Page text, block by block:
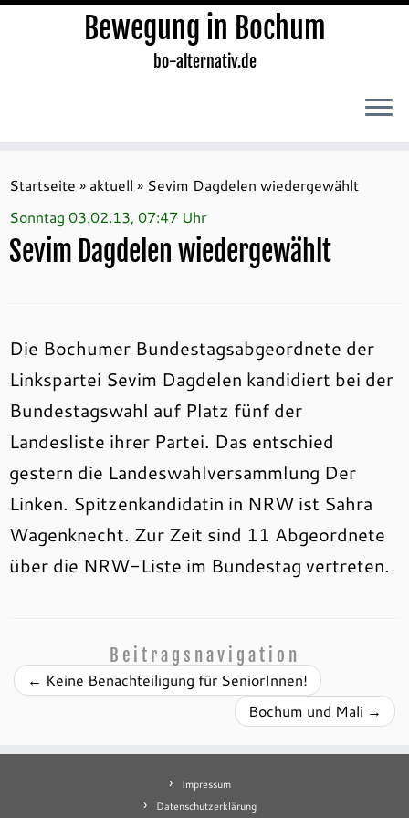
Inhalt
springen
Bewegung in Bochum
bo-alternativ.de
Startseite » aktuell » Sevim Dagdelen wiedergewählt
Sonntag 03.02.13, 07:47 Uhr
Sevim Dagdelen wiedergewählt
Die Bochumer Bundestagsabgeordnete der
Linkspartei Sevim Dagdelen kandidiert bei der
Bundestagswahl auf Platz fünf der
Landesliste ihrer Partei. Das entschied
gestern die Landeswahlversammlung Der
Linken. Spitzenkandidatin in NRW ist Sahra
Wagenknecht. Zur Zeit sind 11 Abgeordnete
über die NRW-Liste im Bundestag vertreten.
Beitragsnavigation
← Keine Benachteiligung für SeniorInnen!
Bochum und Mali →
Impressum
Datenschutzerklärung